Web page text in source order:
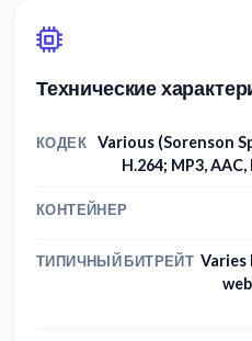
Технические
КОДЕК
Various (Sorenson
H.264; MP3,
КОНТЕЙНЕР
ТИПИЧНЫЙ БИТРЕЙТ Varies